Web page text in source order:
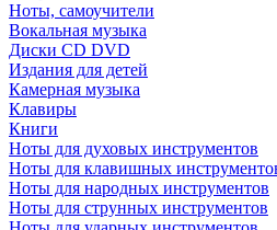
Ноты, самоучители
Вокальная музыка
Диски CD DVD
Издания для детей
Камерная музыка
Клавиры
Книги
Ноты для духовых инструментов
Ноты для клавишных
Ноты для народных инструментов
Ноты для струнных инструментов